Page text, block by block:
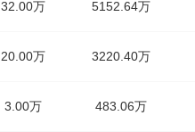
32.00万 5152.64万
20.00万 3220.40万
3.00万 483.06万